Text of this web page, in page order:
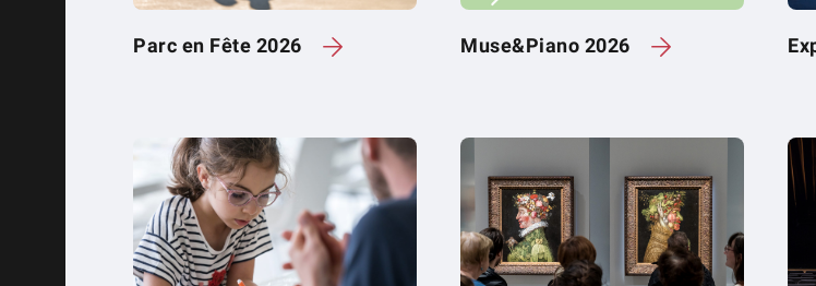
Parc en Fête 2026 Muse&Piano 2026